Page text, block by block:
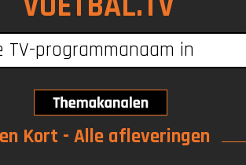
Kort - Alle afleveringen